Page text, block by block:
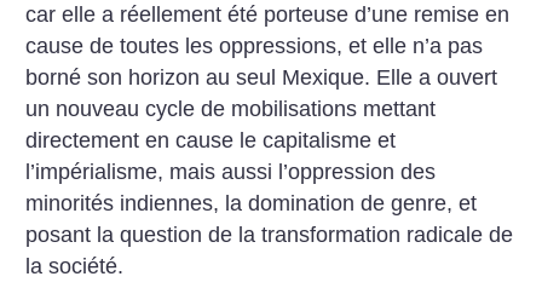
car elle a réellement été porteuse d’une remise en
cause de toutes les oppressions, et elle n’a pas
borné son horizon au seul Mexique. Elle a ouvert
un nouveau cycle de mobilisations mettant
directement en cause le capitalisme et
l’impérialisme, mais aussi l’oppression des
minorités indiennes, la domination de genre, et
posant la question de la transformation radicale de
la société.